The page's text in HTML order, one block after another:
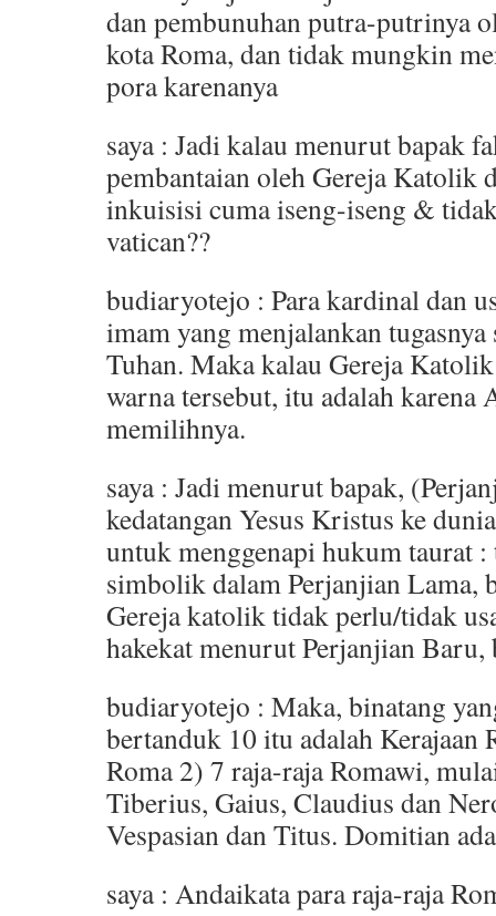
dan pembunuhan putra-putrinya
kota Roma, dan tidak mungkin
pora karenanya
saya : Jadi kalau menurut bapak
pembantaian oleh Gereja Katolik
inkuisisi cuma iseng-iseng &
vatican??
budiaryotejo : Para kardinal dan
imam yang menjalankan tugasnya
Tuhan. Maka kalau Gereja
warna tersebut, itu adalah karena
memilihnya.
saya : Jadi menurut bapak,
kedatangan Yesus Kristus ke
untuk menggenapi hukum taurat
simbolik dalam Perjanjian Lama,
Gereja katolik tidak perlu/tidak
hakekat menurut Perjanjian Baru,
budiaryotejo : Maka, binatang
bertanduk 10 itu adalah Kerajaan
Roma 2) 7 raja-raja Romawi,
Tiberius, Gaius, Claudius dan
Vespasian dan Titus. Domitian
saya : Andaikata para raja-raja